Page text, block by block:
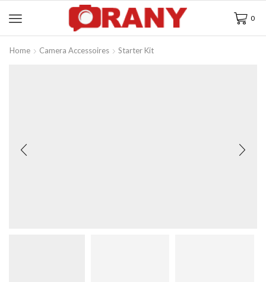
0
Home Camera Accessoires Starter Kit